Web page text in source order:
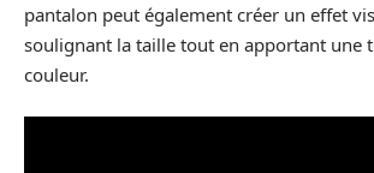
pantalon peut également créer un effet
soulignant la taille tout en apportant une
couleur.